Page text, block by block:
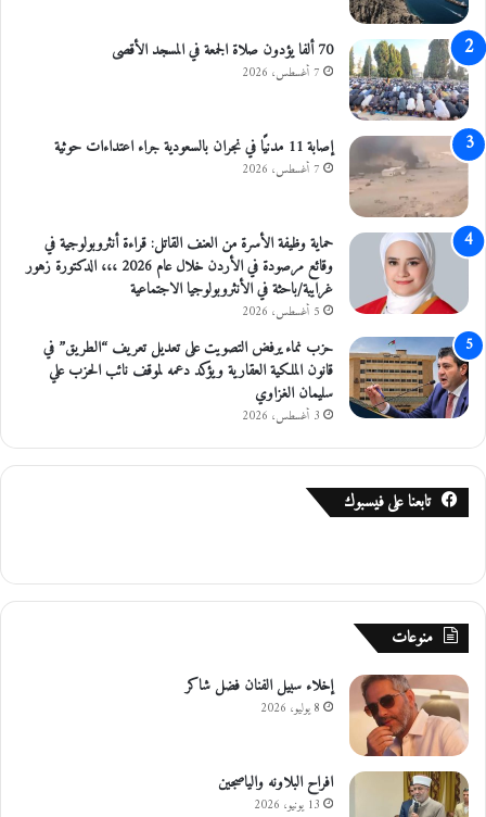
ج
ي
ه
ي
70 ألفا يؤدون صلاة الجمعة في المسجد الأقصى
7 أغسطس، 2026
إصابة 11 مدنيًا في نجران بالسعودية جراء اعتداءات حوثية
7 أغسطس، 2026
حماية وظيفة الأسرة من العنف القاتل: قراءة أنثروبولوجية في
وقائع مرصودة في الأردن خلال عام 2026 ،،، الدكتورة زهور
غرايبة/باحثة في الأنثروبولوجيا الاجتماعية
5 أغسطس، 2026
حزب نماء يرفض التصويت على تعديل تعريف “الطريق” في
قانون الملكية العقارية ويؤكد دعمه لموقف نائب الحزب علي
سليمان الغزاوي
3 أغسطس، 2026
تابعنا على فيسبوك
منوعات
إخلاء سبيل الفنان فضل شاكر
8 يوليو، 2026
افراح البلاونه والياصجين
13 يونيو، 2026